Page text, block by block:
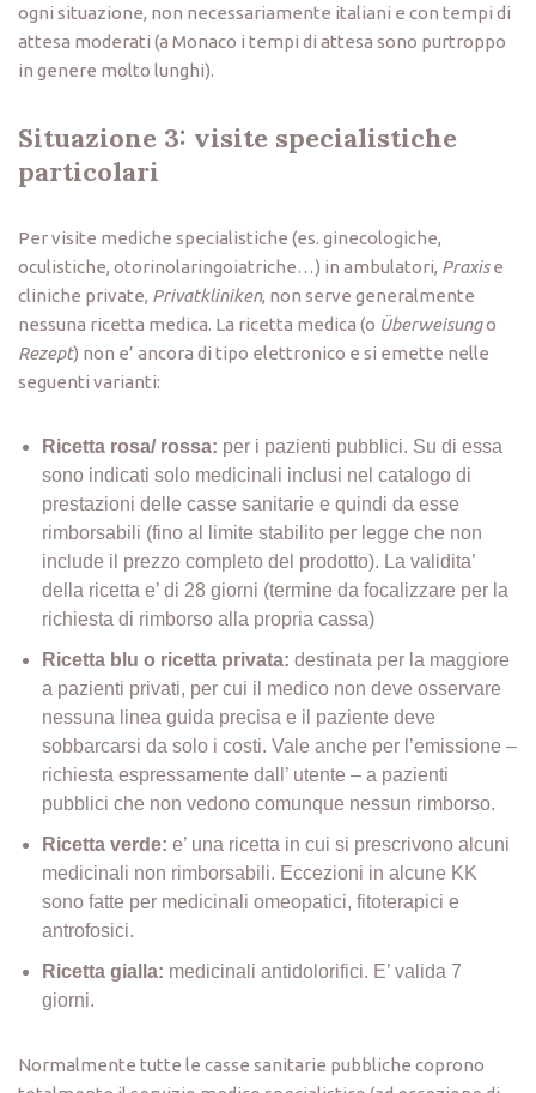
ogni situazione, non necessariamente italiani e con tempi di
attesa moderati (a Monaco i tempi di attesa sono purtroppo
in genere molto lunghi).
Situazione 3: visite specialistiche
particolari
Per visite mediche specialistiche (es. ginecologiche,
oculistiche, otorinolaringoiatriche…) in ambulatori, Praxise
cliniche private, Privatkliniken, non serve generalmente
nessuna ricetta medica. La ricetta medica (o Überweisungo
Rezept) non e’ ancora di tipo elettronico e si emette nelle
seguenti varianti:
Ricetta rosa/ rossa: per i pazienti pubblici. Su di essa
sono indicati solo medicinali inclusi nel catalogo di
prestazioni delle casse sanitarie e quindi da esse
rimborsabili (fino al limite stabilito per legge che non
include il prezzo completo del prodotto). La validita’
della ricetta e’ di 28 giorni (termine da focalizzare per la
richiesta di rimborso alla propria cassa)
Ricetta blu o ricetta privata: destinata per la maggiore
a pazienti privati, per cui il medico non deve osservare
nessuna linea guida precisa e il paziente deve
sobbarcarsi da solo i costi. Vale anche per l’emissione –
richiesta espressamente dall’ utente – a pazienti
pubblici che non vedono comunque nessun rimborso.
Ricetta verde: e’ una ricetta in cui si prescrivono alcuni
medicinali non rimborsabili. Eccezioni in alcune KK
sono fatte per medicinali omeopatici, fitoterapici e
antrofosici.
Ricetta gialla: medicinali antidolorifici. E’ valida 7
giorni.
Normalmente tutte le casse sanitarie pubbliche coprono